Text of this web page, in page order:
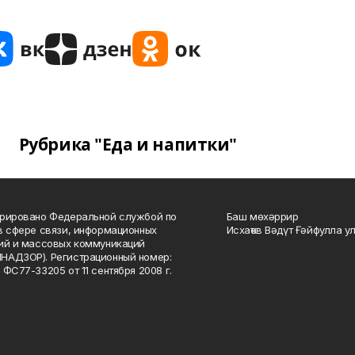
Рубрика "Еда и напитки"
Федеральной службой по
сфере связи, информационных
и массовых коммуникаций
Регистрационный номер:
33205 от 11 сентября 2008 г.
Баш мөхәррир
Исхаҡов Вәдүт Ғәйфулла